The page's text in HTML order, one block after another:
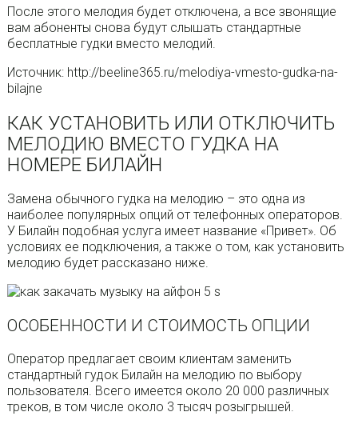
После этого мелодия будет отключена, а все звонящие
вам абоненты снова будут слышать стандартные
бесплатные гудки вместо мелодий.
Источник: http://beeline365.ru/melodiya-vmesto-gudka-na-
bilajne
КАК УСТАНОВИТЬ ИЛИ ОТКЛЮЧИТЬ
МЕЛОДИЮ ВМЕСТО ГУДКА НА
НОМЕРЕ БИЛАЙН
Замена обычного гудка на мелодию – это одна из
наиболее популярных опций от телефонных операторов.
У Билайн подобная услуга имеет название «Привет». Об
условиях ее подключения, а также о том, как установить
мелодию будет рассказано ниже.
ОСОБЕННОСТИ И СТОИМОСТЬ ОПЦИИ
Оператор предлагает своим клиентам заменить
стандартный гудок Билайн на мелодию по выбору
пользователя. Всего имеется около 20 000 различных
треков, в том числе около 3 тысяч розыгрышей.